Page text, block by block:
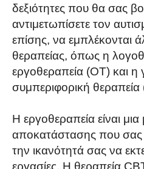
δεξιότητες που θα σας
αντιμετωπίσετε τον
επίσης, να εμπλέκονται
θεραπείας, όπως η
εργοθεραπεία (OT) και η
συμπεριφορική
Η εργοθεραπεία είναι
αποκατάστασης που σας
την ικανότητά σας να
εργασίες. Η θεραπεία